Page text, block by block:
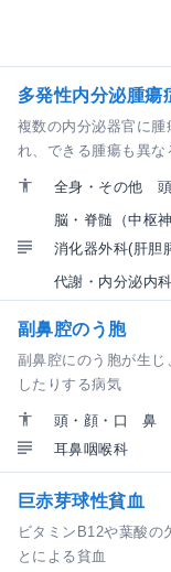
多発性内分泌腫瘍
複数の内分泌器官に
れ、できる腫瘍も異な
全身・その他
脳・脊髄（中枢神
消化器外科(肝胆
代謝・内分泌内科
副鼻腔のう胞
副鼻腔にのう胞が生
したりする病気
頭・顔・口
鼻
耳鼻咽喉科
巨赤芽球性貧血
ビタミンB12や葉酸の
とによる貧血